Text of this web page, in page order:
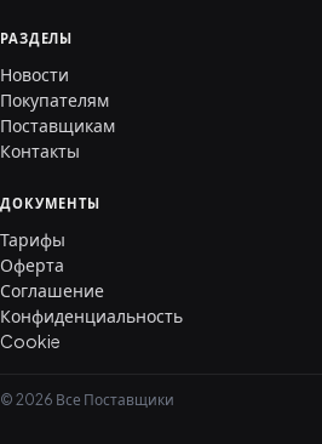
РАЗДЕЛЫ
Новости
Покупателям
Поставщикам
Контакты
ДОКУМЕНТЫ
Тарифы
Оферта
Соглашение
Конфиденциальность
Cookie
© 2026 Все Поставщики